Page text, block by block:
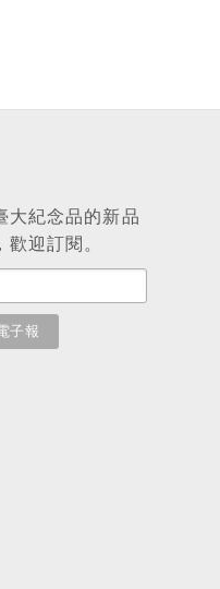
大紀念品的新品
迎訂閱。